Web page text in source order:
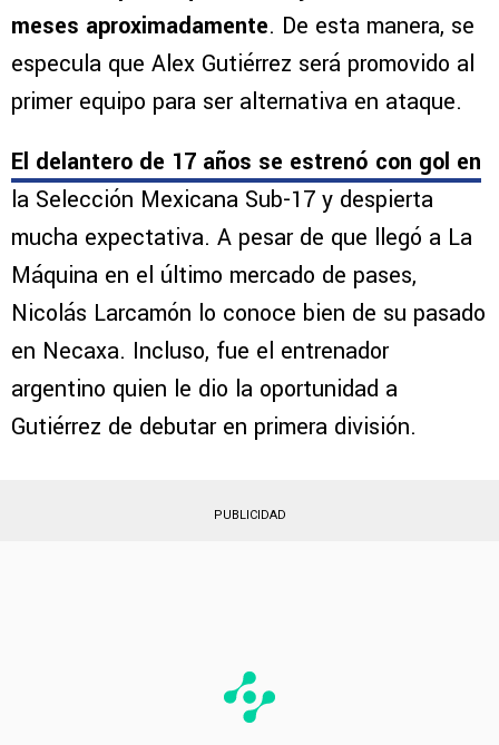
meses aproximadamente. De esta manera, se
especula que Alex Gutiérrez será promovido al
primer equipo para ser alternativa en ataque.
El delantero de 17 años se estrenó con gol en
la Selección Mexicana Sub-17 y despierta
mucha expectativa. A pesar de que llegó a La
Máquina en el último mercado de pases,
Nicolás Larcamón lo conoce bien de su pasado
en Necaxa. Incluso, fue el entrenador
argentino quien le dio la oportunidad a
Gutiérrez de debutar en primera división.
PUBLICIDAD